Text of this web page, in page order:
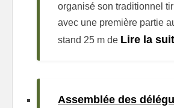
organisé son traditionnel
avec une première partie
stand 25 m de Lire la
Assemblée des